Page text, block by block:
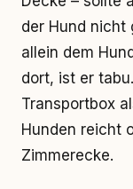
der Hund nicht
allein dem
dort, ist er
Transportbox
Hunden reicht
Zimmerecke.